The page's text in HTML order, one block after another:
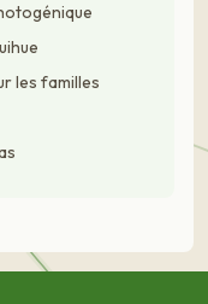
les familles